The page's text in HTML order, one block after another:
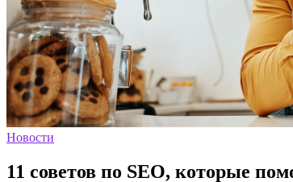
Новости
11 советов по SEO, которые